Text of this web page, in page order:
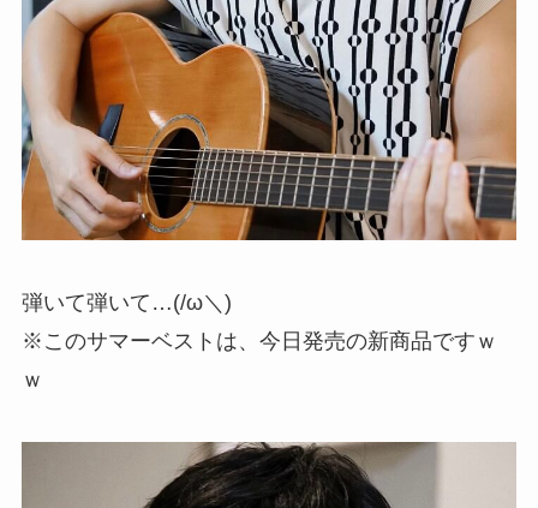
弾いて弾いて…(/ω＼)
※このサマーベストは、今日発売の新商品ですｗ
ｗ